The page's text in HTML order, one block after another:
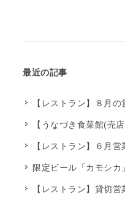
最近の記事
【レストラン】８月の
【うなづき食菜館(売
【レストラン】６月営
限定ビール「カモシカ
【レストラン】貸切営